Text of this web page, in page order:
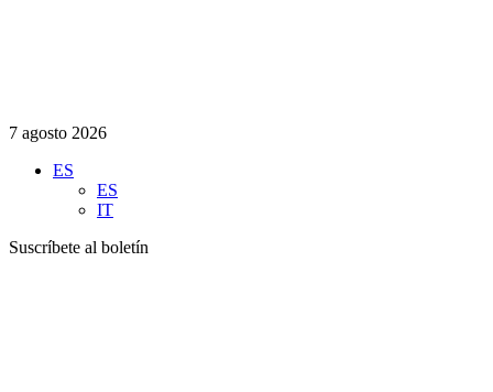
7 agosto 2026
ES
ES
IT
Suscríbete al boletín